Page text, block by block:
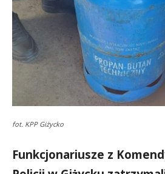
fot. KPP Giżycko
Funkcjonariusze z